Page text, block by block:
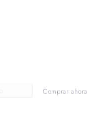
Comprar ahora